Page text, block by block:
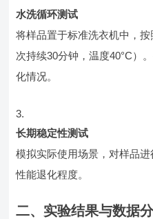
水洗循环测试
将样品置于标准洗衣机中，
次持续30分钟，温度40°C）
化情况。
长期稳定性测试
模拟实际使用场景，对样品
性能退化程度。
二、实验结果与数据